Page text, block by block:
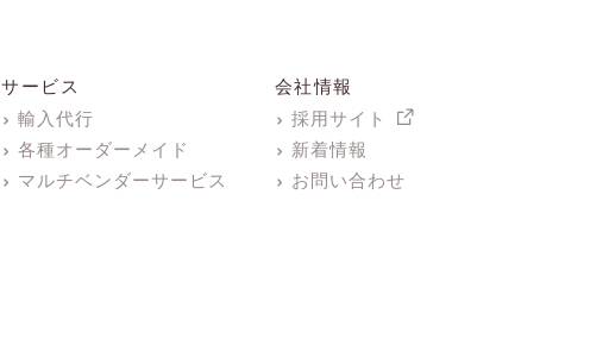
サービス
輸入代行
各種オーダーメイド
マルチベンダーサービス
会社情報
採用サイト
新着情報
お問い合わせ